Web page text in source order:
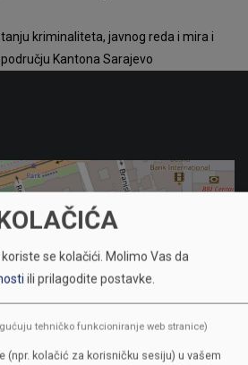
kriminaliteta, javnog reda i mira i
Kantona Sarajevo
se kolačići. Molimo Vas da
ili prilagodite postavke.
tehničko funkcioniranje web stranice)
(npr. kolačić za korisničku sesiju) u vašem